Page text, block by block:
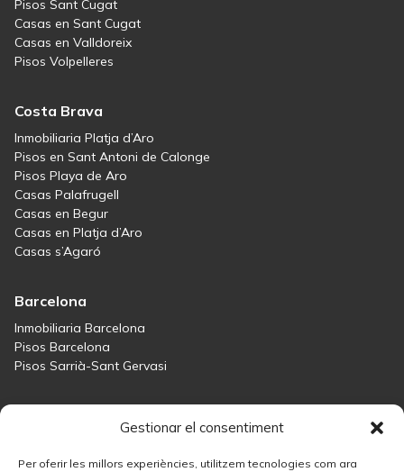
Gestionar el consentiment
Per oferir les millors experiències, utilitzem tecnologies com ara
Pisos Sant Cugat
Casas en Sant Cugat
Casas en Valldoreix
Pisos Volpelleres
Costa Brava
Inmobiliaria Platja d’Aro
Pisos en Sant Antoni de Calonge
Pisos Playa de Aro
Casas Palafrugell
Casas en Begur
Casas en Platja d’Aro
Casas s’Agaró
Barcelona
Inmobiliaria Barcelona
Pisos Barcelona
Pisos Sarrià-Sant Gervasi
Casas en venta en Sant Andreu de Llavaneres